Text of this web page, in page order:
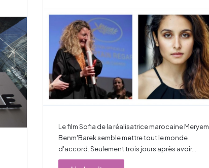
Le film Sofia de la réalisatrice marocaine Meryem
Benm'Barek semble mettre tout le monde
d'accord. Seulement trois jours après avoir…